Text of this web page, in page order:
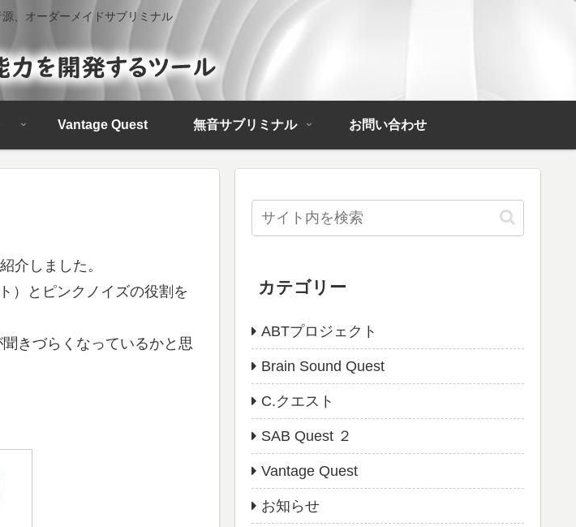
、オーダーメイドサブリミナル
Vantage Quest 無音サブリミナル お問い合わせ
介しました。
）とピンクノイズの役割を
きづらくなっているかと思
カテゴリー
ABTプロジェクト
Brain Sound Quest
C.クエスト
SAB Quest ２
Vantage Quest
お知らせ